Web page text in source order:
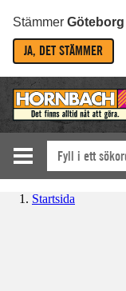
Stämmer Göteborg
JA, DET STÄMMER
Startsida